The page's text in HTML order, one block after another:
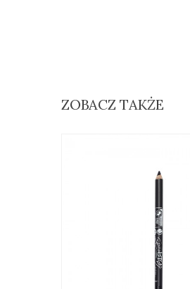
ZOBACZ TAKŻE